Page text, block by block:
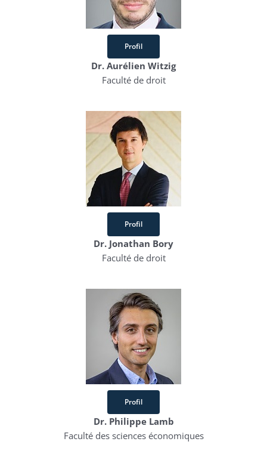
Profil
Dr. Aurélien Witzig
Faculté de droit
Profil
Dr. Jonathan Bory
Faculté de droit
Profil
Dr. Philippe Lamb
Faculté des sciences économiques